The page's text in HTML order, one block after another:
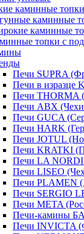
каминные топки
каминные
каминные
топки с
Печи SUPRA
Печи в изразце
Печи THORMA
Печи ABX
Печи GUCA
Печи HARK
Печи JOTUL
Печи KRATKI
Печи LA
Печи LISEO
Печи PLAMEN
Печи SERGIO
Печи META
Печи-камины
Печи INVICTA